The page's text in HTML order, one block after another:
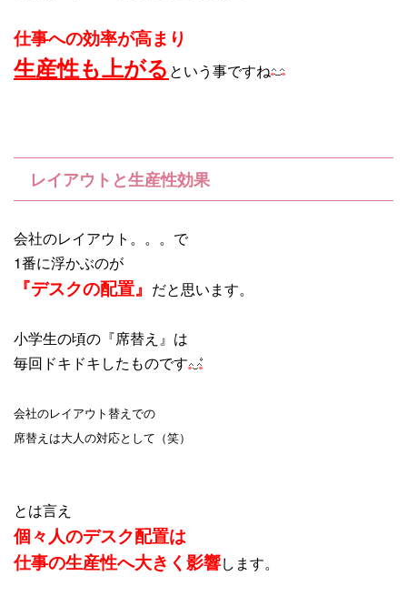
仕事への効率が高まり
生産性も上がる という事ですね
レイアウトと生産性効果
会社のレイアウト。。。で
1番に浮かぶのが
『デスクの配置』 だと思います。
小学生の頃の『席替え』は
毎回ドキドキしたものです
会社のレイアウト替えでの
席替えは大人の対応として（笑）
とは言え
個々人のデスク配置は
仕事の生産性へ大きく影響します。